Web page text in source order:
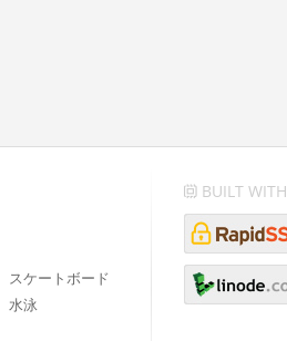
スケートボード
水泳
BUILT WITH